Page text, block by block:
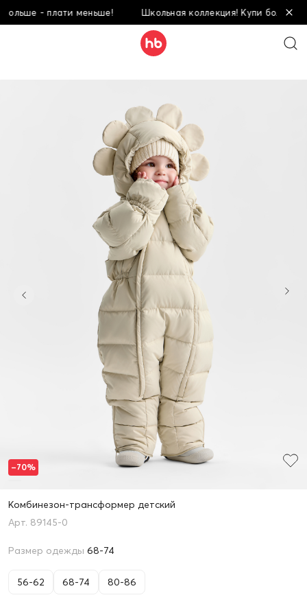
- плати меньше! Школьная коллекция! Купи больше -
Комбинезон-трансформер детский
89145-0
Размер одежды 68-74
56-62 68-74 80-86
–70%